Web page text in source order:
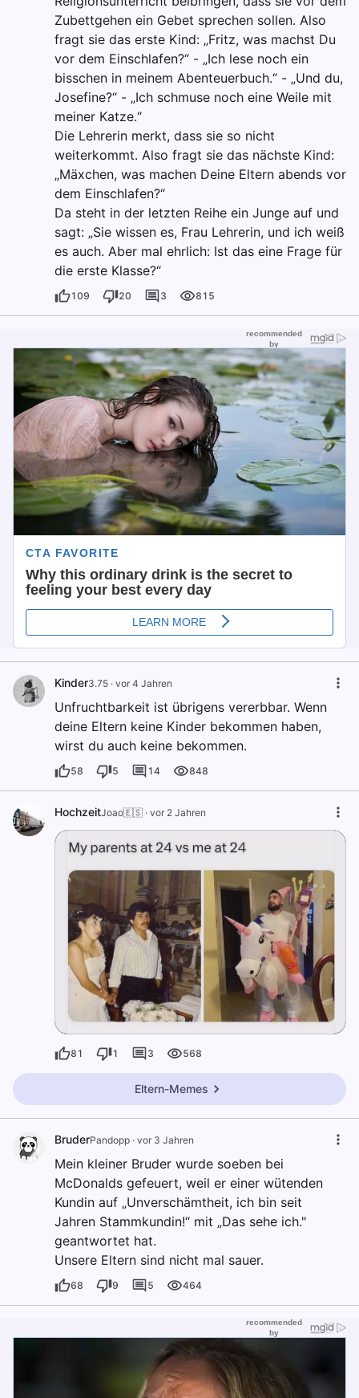
Zubettgehen ein Gebet sprechen sollen. Also
fragt sie das erste Kind: „Fritz, was machst Du
vor dem Einschlafen?“ - „Ich lese noch ein
bisschen in meinem Abenteuerbuch.“ - „Und du,
Josefine?“ - „Ich schmuse noch eine Weile mit
meiner Katze.“
Die Lehrerin merkt, dass sie so nicht
weiterkommt. Also fragt sie das nächste Kind:
„Mäxchen, was machen Deine Eltern abends vor
dem Einschlafen?“
Da steht in der letzten Reihe ein Junge auf und
sagt: „Sie wissen es, Frau Lehrerin, und ich weiß
es auch. Aber mal ehrlich: Ist das eine Frage für
die erste Klasse?“
109 20 3 815
Kinder3.75 · vor 4 Jahren
Unfruchtbarkeit ist übrigens vererbbar. Wenn
deine Eltern keine Kinder bekommen haben,
wirst du auch keine bekommen.
58 5 14 848
HochzeitJoao🇪🇸 · vor 2 Jahren
81 1 3 568
Eltern-Memes
BruderPandopp · vor 3 Jahren
Mein kleiner Bruder wurde soeben bei
McDonalds gefeuert, weil er einer wütenden
Kundin auf „Unverschämtheit, ich bin seit
Jahren Stammkundin!“ mit „Das sehe ich."
geantwortet hat.
Unsere Eltern sind nicht mal sauer.
68 9 5 464